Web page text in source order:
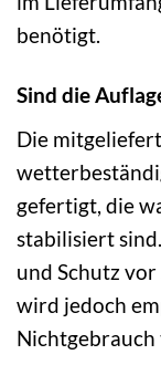
benötigt.
Sind die
Die
gefertigt, die
stabilisiert
und Schutz
wird jedoch
Nichtgebrauch